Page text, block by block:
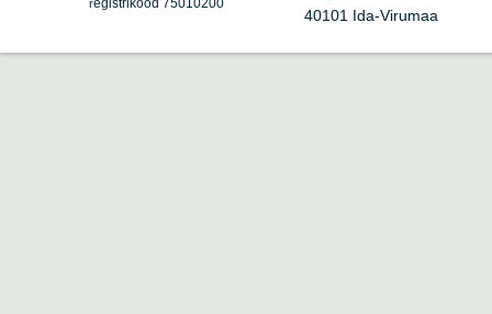
registrikood 75010200
40101 Ida-Virumaa